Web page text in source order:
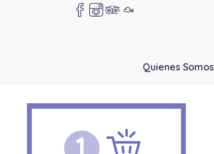
Quienes Somos